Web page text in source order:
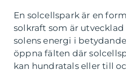
En solcellspark är en
solkraft som är
solens energi i
öppna fälten där
kan hundratals eller till